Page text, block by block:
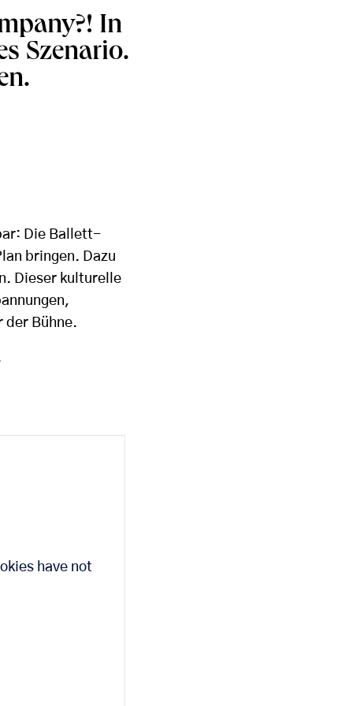
In
Szenario.
Die Ballett-
bringen. Dazu
Dieser kulturelle
der Bühne.
have not